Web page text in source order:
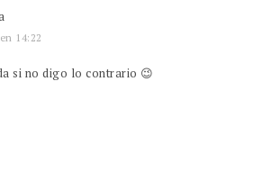
14:22
si no digo lo contrario 😉